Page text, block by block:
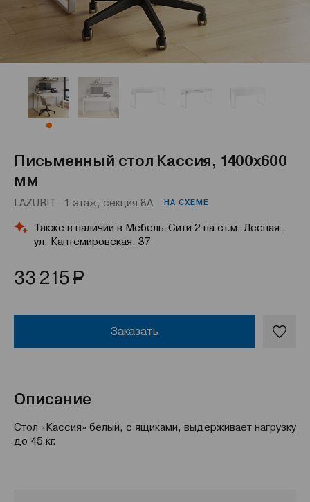
Письменный стол Кассия, 1400x600
мм
LAZURIT · 1 этаж, секция 8А НА СХЕМЕ
Также в наличии в Мебель-Сити 2 на ст.м. Лесная ,
ул. Кантемировская, 37
33 215Р
Заказать
Описание
Стол «Кассия» белый, с ящиками, выдерживает нагрузку
до 45 кг.